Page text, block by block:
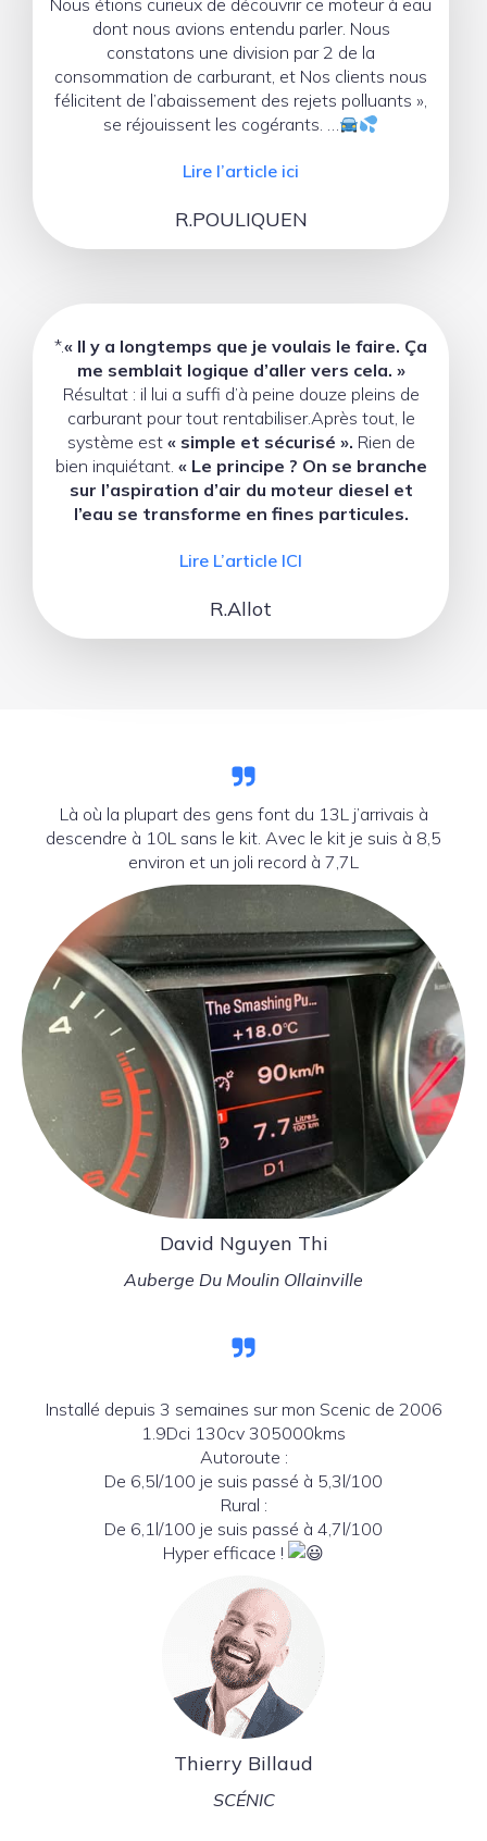
Nous étions curieux de découvrir ce moteur à eau
dont nous avions entendu parler. Nous
constatons une division par 2 de la
consommation de carburant, et Nos clients nous
félicitent de l’abaissement des rejets polluants »,
se réjouissent les cogérants. …
Lire l’article ici
R.POULIQUEN
*.« Il y a longtemps que je voulais le faire. Ça
me semblait logique d’aller vers cela. »
Résultat : il lui a suffi d’à peine douze pleins de
carburant pour tout rentabiliser.Après tout, le
système est« simple et sécurisé ». Rien de
bien inquiétant. « Le principe ? On se branche
sur l’aspiration d’air du moteur diesel et
l’eau se transforme en fines particules.
Lire L’article ICI
R.Allot
Là où la plupart des gens font du 13L j’arrivais à
descendre à 10L sans le kit. Avec le kit je suis à 8,5
environ et un joli record à 7,7L
David Nguyen Thi
Auberge Du Moulin Ollainville
Installé depuis 3 semaines sur mon Scenic de 2006
1.9Dci 130cv 305000kms
Autoroute :
De 6,5l/100 je suis passé à 5,3l/100
Rural :
De 6,1l/100 je suis passé à 4,7l/100
Hyper efficace !
Thierry Billaud
SCÉNIC